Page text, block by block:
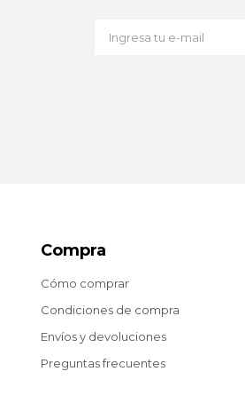
Compra
Cómo comprar
Condiciones de compra
Envíos y devoluciones
Preguntas frecuentes